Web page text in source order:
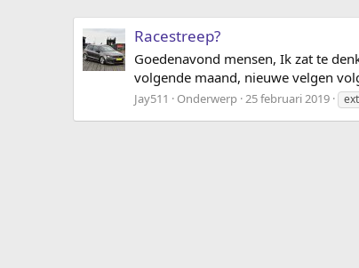
Racestreep?
Goedenavond mensen, Ik zat te
volgende maand, nieuwe velgen
Jay511 Onderwerp 25 februari 2019